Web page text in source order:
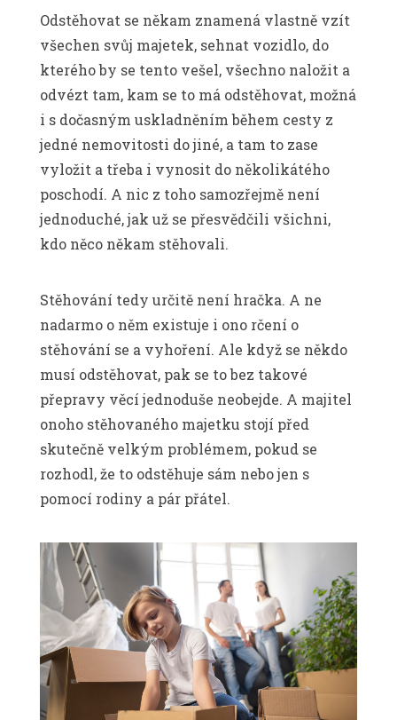
Odstěhovat se někam znamená vlastně vzít
všechen svůj majetek, sehnat vozidlo, do
kterého by se tento vešel, všechno naložit a
odvézt tam, kam se to má odstěhovat, možná
i s dočasným uskladněním během cesty z
jedné nemovitosti do jiné, a tam to zase
vyložit a třeba i vynosit do několikátého
poschodí. A nic z toho samozřejmě není
jednoduché, jak už se přesvědčili všichni,
kdo něco někam stěhovali.
Stěhování tedy určitě není hračka. A ne
nadarmo o něm existuje i ono rčení o
stěhování se a vyhoření. Ale když se někdo
musí odstěhovat, pak se to bez takové
přepravy věcí jednoduše neobejde. A majitel
onoho stěhovaného majetku stojí před
skutečně velkým problémem, pokud se
rozhodl, že to odstěhuje sám nebo jen s
pomocí rodiny a pár přátel.